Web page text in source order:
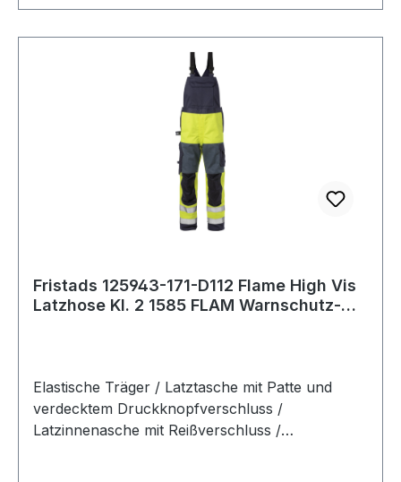
Fristads 125943-171-D112 Flame High Vis
Latzhose Kl. 2 1585 FLAM Warnschutz-
Elastische Träger / Latztasche mit Patte und
verdecktem Druckknopfverschluss /
Latzinnenasche mit Reißverschluss /